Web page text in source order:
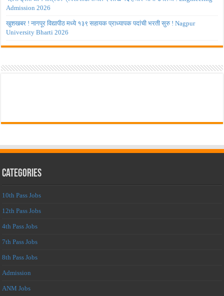
Admission 2026
खुशखबर ! नागपूर विद्यापीठ मध्ये १३९ सहायक प्राध्यापक पदांची भरती सुरु ! Nagpur
University Bharti 2026
Categories
10th Pass Jobs
12th Pass Jobs
4th Pass Jobs
7th Pass Jobs
8th Pass Jobs
Admission
ANM Jobs